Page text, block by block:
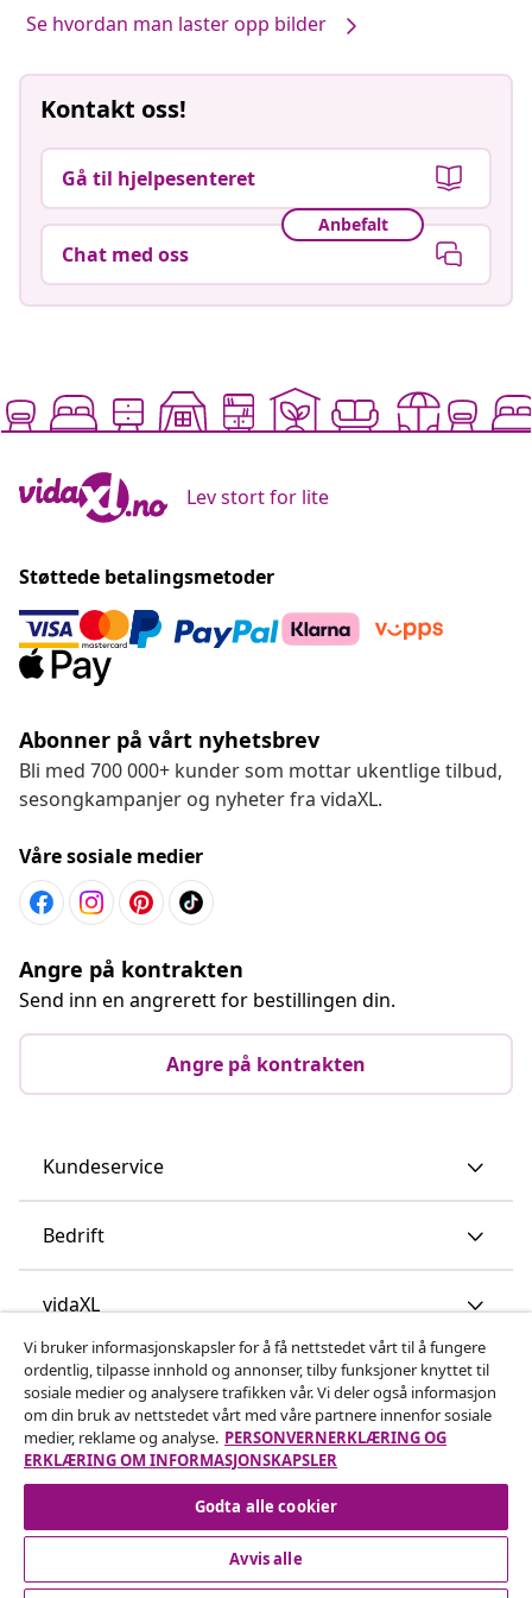
Se hvordan man laster opp bilder
Kontakt oss!
Gå til hjelpesenteret
Anbefalt
Chat med oss
Lev stort for lite
Støttede betalingsmetoder
Abonner på vårt nyhetsbrev
Bli med 700 000+ kunder som mottar ukentlige tilbud,
sesongkampanjer og nyheter fra vidaXL.
Våre sosiale medier
Angre på kontrakten
Send inn en angrerett for bestillingen din.
Angre på kontrakten
Kundeservice
Bedrift
vidaXL
Oppdag mer
© 2008-2026 vidaXL www.vidaxl.no er et nettsted av vidaXL
Marketplace International B.V.
Vi bruker informasjonskapsler for å få nettstedet vårt til å fungere
ordentlig, tilpasse innhold og annonser, tilby funksjoner knyttet til
sosiale medier og analysere trafikken vår. Vi deler også informasjon
om din bruk av nettstedet vårt med våre partnere innenfor sosiale
medier, reklame og analyse. PERSONVERNERKLÆRING OG
ERKLÆRING OM INFORMASJONSKAPSLER
Godta alle cookier
Avvis alle